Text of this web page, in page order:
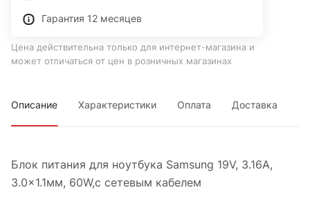
Гарантия 12 месяцев
Цена действительна только для интернет-магазина и
может отличаться от цен в розничных магазинах
Описание Характеристики Оплата Доставка
Блок питания для ноутбука Samsung 19V, 3.16A,
3.0x1.1мм, 60W,с сетевым кабелем